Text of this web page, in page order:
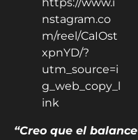
https://www.i
nstagram.co
m/reel/CaIOst
xpnYD/?
utm_source=i
g_web_copy_l
ink
“Creo que el balance